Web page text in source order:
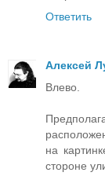
Ответить
Алексей
Влево.
на
стороне